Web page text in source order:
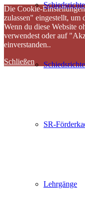
SR-
Lehrgänge
Die Cookie-
zulassen" eingestellt, um
Wenn du diese Website
verwendest oder auf
einverstanden..
Schließen